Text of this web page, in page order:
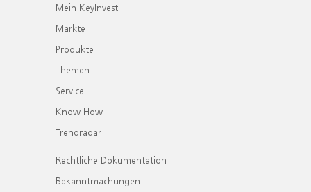
Mein KeyInvest
Märkte
Produkte
Themen
Service
Know How
Trendradar
Rechtliche Dokumentation
Bekanntmachungen